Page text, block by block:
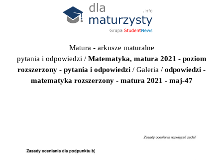
Matura - arkusze maturalne
pytania i odpowiedzi / Matematyka, matura 2021 - poziom
rozszerzony - pytania i odpowiedzi / Galeria / odpowiedzi -
matematyka rozszerzony - matura 2021 - maj-47